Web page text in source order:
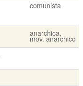
comunista
anarchica,
mov. anarchico